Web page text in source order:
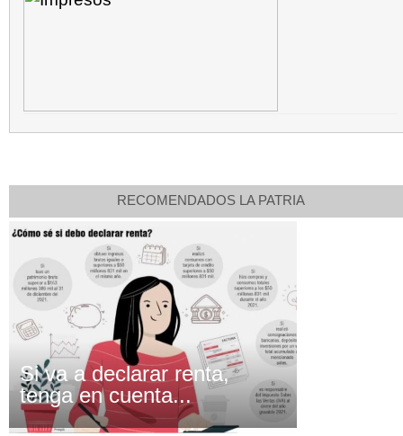
RECOMENDADOS LA PATRIA
Si va a declarar renta,
tenga en cuenta...